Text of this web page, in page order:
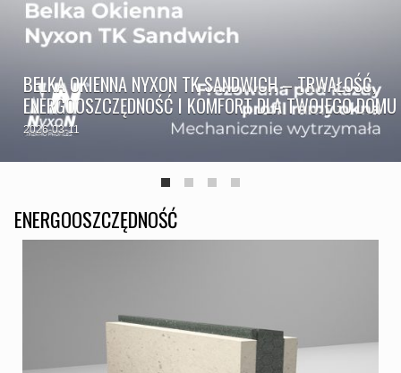
BELKA OKIENNA NYXON TK SANDWICH – TRWAŁOŚĆ,
ENERGOOSZCZĘDNOŚĆ I KOMFORT DLA TWOJEGO DOMU
2026-03-11
ENERGOOSZCZĘDNOŚĆ